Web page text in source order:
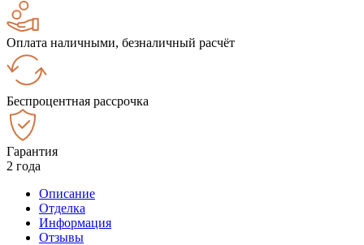
Оплата наличными, безналичный расчёт
Беспроцентная рассрочка
Гарантия
2 года
Описание
Отделка
Информация
Отзывы